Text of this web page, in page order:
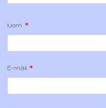
Nom *
E-mail *